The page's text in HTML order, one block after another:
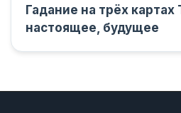
Гадание на трёх
настоящее, будущее